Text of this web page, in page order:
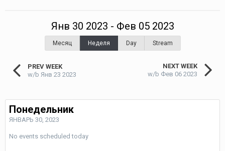
PREV WEEK
w/b Янв 23 2023
Янв 30 2023 - Фев 05 2023
Месяц Неделя Day Stream
NEXT WEEK
w/b Фев 06 2023
Понедельник
ЯНВАРЬ 30, 2023
No events scheduled today